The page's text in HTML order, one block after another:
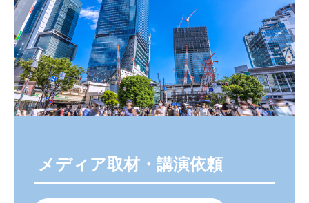
介護事業・見守サービス・デイサービス
SKYSEAプロモーション・開発構築運用
CSIRTサイバー被害緊急対策チーム創設
日本DX推進協議会・地域IT産業推進協会
メディア取材・講演依頼